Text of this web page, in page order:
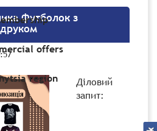
offers
region
футболок з
Діловий
запит: